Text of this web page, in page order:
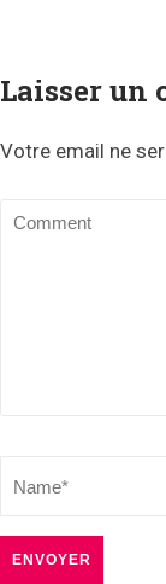
Laisser un
Votre email ne